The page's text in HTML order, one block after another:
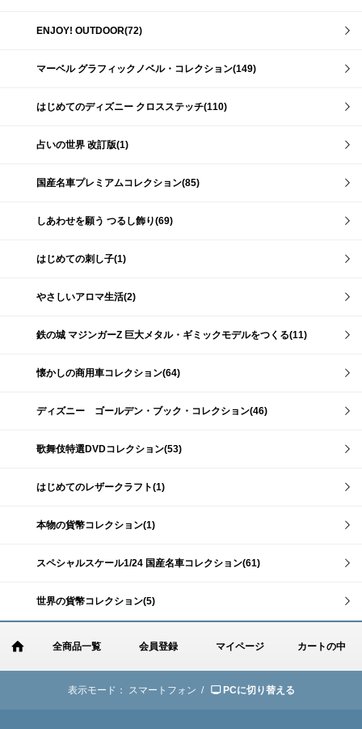
ENJOY! OUTDOOR(72)
マーベル グラフィックノベル・コレクション(149)
はじめてのディズニー クロスステッチ(110)
占いの世界 改訂版(1)
国産名車プレミアムコレクション(85)
しあわせを願う つるし飾り(69)
はじめての刺し子(1)
やさしいアロマ生活(2)
鉄の城 マジンガーZ 巨大メタル・ギミックモデルをつくる(11)
懐かしの商用車コレクション(64)
ディズニー ゴールデン・ブック・コレクション(46)
歌舞伎特選DVDコレクション(53)
はじめてのレザークラフト(1)
本物の貨幣コレクション(1)
スペシャルスケール1/24 国産名車コレクション(61)
世界の貨幣コレクション(5)
全商品一覧 会員登録 マイページ カートの中
表示モード： スマートフォン / PCに切り替える